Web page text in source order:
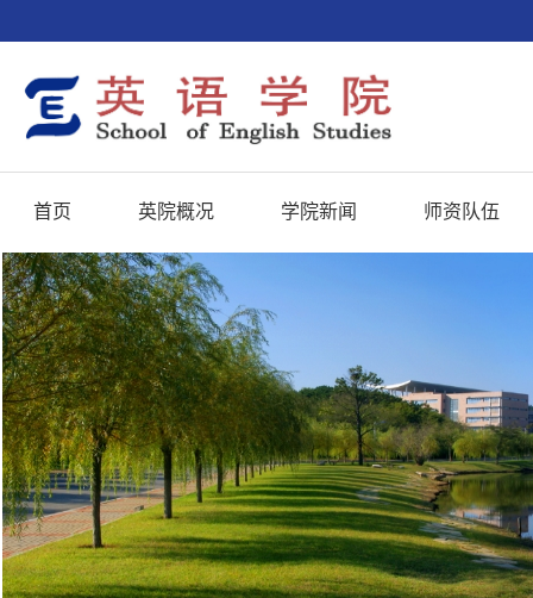
首页 英院概况 学院新闻 师资队伍